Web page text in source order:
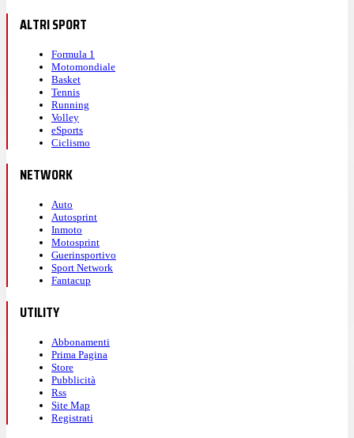
ALTRI SPORT
Formula 1
Motomondiale
Basket
Tennis
Running
Volley
eSports
Ciclismo
NETWORK
Auto
Autosprint
Inmoto
Motosprint
Guerinsportivo
Sport Network
Fantacup
UTILITY
Abbonamenti
Prima Pagina
Store
Pubblicità
Rss
Site Map
Registrati